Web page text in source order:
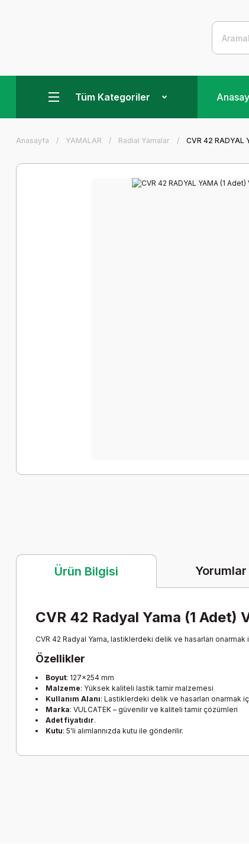
Tüm Kategoriler
Anasayfa YAMALAR Radial Yamalar CVR 42 RADYAL
Ürün Bilgisi Yorumlar
CVR 42 Radyal Yama (1 Adet)
CVR 42 Radyal Yama, lastiklerdeki delik ve hasarları
Özellikler
Boyut: 127x254 mm
Malzeme: Yüksek kaliteli lastik tamir malzemesi
Kullanım Alanı: Lastiklerdeki delik ve hasarları onarmak
Marka: VULCATEK – güvenilir ve kaliteli tamir çözümleri
Adet fiyatıdır.
Kutu: 5'li alımlarınızda kutu ile gönderilir.